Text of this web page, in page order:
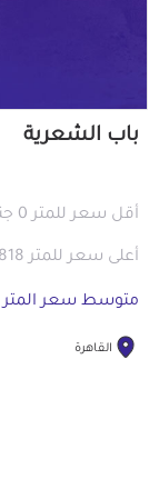
باب الشعرية
أقل سعر للمتر 0 جنية
أعلى سعر للمتر 681,818 جنية
متوسط سعر المتر 118,966 جنية
القاهرة